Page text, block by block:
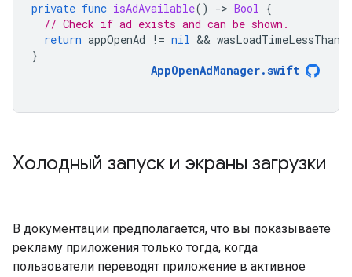
private func isAdAvailable() -> Bool {
// Check if ad exists and can be shown.
return appOpenAd != nil &&
}
AppOpenAdManager.swift
Холодный запуск и экраны загрузки
В документации предполагается, что вы показываете
рекламу приложения только тогда, когда
пользователи переводят приложение в активное